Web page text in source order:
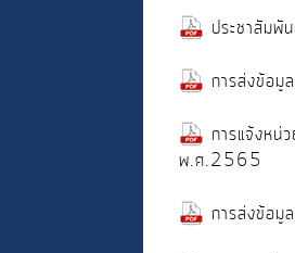
ประชาสัมพั
การส่งข้อ
การแจ้งหน่
พ.ศ.2565
การส่งข้อ